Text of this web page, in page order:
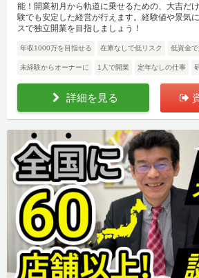
能！開業初月から軌道に乗せるための、大吉だ
験でも安定した経営が行えます。経験値や景気
スで独立開業を目指しましょう！
年収1000万を目指せる 在庫なしで低リスク 低資金
未経験からオーナーに 1人で開業 定年なしの仕事
詳細を見る